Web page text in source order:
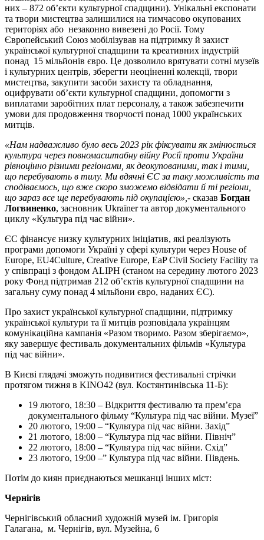
них – 872 об’єкти культурної спадщини). Унікальні експонати
та твори мистецтва залишилися на тимчасово окупованих
територіях або незаконно вивезені до Росії. Тому
Європейський Союз мобілізував на підтримку й захист
української культурної спадщини та креативних індустрій
понад 15 мільйонів євро. Це дозволило врятувати сотні музеїв
і культурних центрів, зберегти неоціненні колекції, твори
мистецтва, закупити засоби захисту та обладнання,
оцифрувати об’єкти культурної спадщини, допомогти з
виплатами заробітних плат персоналу, а також забезпечити
умови для продовження творчості понад 1000 українських
митців.
«Нам надважливо було весь 2023 рік фіксувати як змінюється
культура через повномасштабну війну Росії проти України
рівноцінно різними регіонами, як деокупованими, так і тими,
що перебувають в тилу. Ми вдячні ЄС за таку можливість та
сподіваємось, що вже скоро зможемо відвідати й ті регіони,
що зараз все ще перебувають під окупацією»,- сказав Богдан
Логвиненко, засновник Ukraїner та автор документального
циклу «Культура під час війни».
ЄС фінансує низку культурних ініціатив, які реалізують
програми допомоги Україні у сфері культури через House of
Europe, EU4Culture, Creative Europe, EaP Civil Society Facility та
у співпраці з фондом ALIPH (станом на середину лютого 2023
року Фонд підтримав 212 об’єктів культурної спадщини на
загальну суму понад 4 мільйони євро, наданих ЄС).
Про захист української культурної спадщини, підтримку
української культури та її митців розповідала українцям
комунікаційна кампанія «Разом творимо. Разом зберігаємо»,
яку завершує фестиваль документальних фільмів «Культура
під час війни».
В Києві глядачі зможуть подивитися фестивальні стрічки
протягом тижня в KINO42 (вул. Костянтинівська 11-Б):
19 лютого, 18:30 – Відкриття фестивалю та прем’єра
документального фільму “Культура під час війни. Музеї”
20 лютого, 19:00 – “Культура під час війни. Захід”
21 лютого, 18:00 – “Культура під час війни. Північ”
22 лютого, 18:00 – “Культура під час війни. Схід”
23 лютого, 19:00 –” Культура під час війни. Південь.
Потім до киян приєднаються мешканці інших міст:
Чернігів
Чернігівський обласний художній музей ім. Григорія
Галагана, м. Чернігів, вул. Музейна, 6